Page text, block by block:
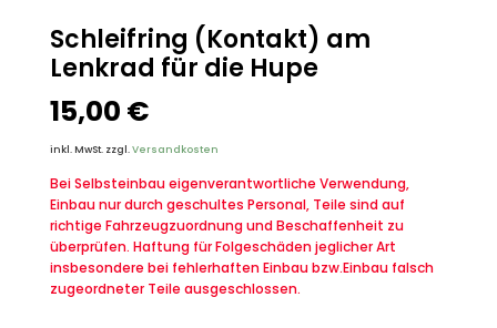
Schleifring (Kontakt) am
Lenkrad für die Hupe
15,00 €
inkl. MwSt. zzgl.Versandkosten
Bei Selbsteinbau eigenverantwortliche Verwendung,
Einbau nur durch geschultes Personal, Teile sind auf
richtige Fahrzeugzuordnung und Beschaffenheit zu
überprüfen. Haftung für Folgeschäden jeglicher Art
insbesondere bei fehlerhaften Einbau bzw.Einbau falsch
zugeordneter Teile ausgeschlossen.